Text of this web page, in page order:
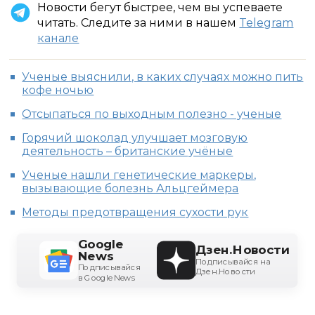
Новости бегут быстрее, чем вы успеваете
читать. Следите за ними в нашем Telegram
канале
Ученые выяснили, в каких случаях можно пить
кофе ночью
Отсыпаться по выходным полезно - ученые
Горячий шоколад улучшает мозговую
деятельность – британские учёные
Ученые нашли генетические маркеры,
вызывающие болезнь Альцгеймера
Методы предотвращения сухости рук
Google
News
Подписывайся
в Google News
Дзен.Новости
Подписывайся на
Дзен.Новости